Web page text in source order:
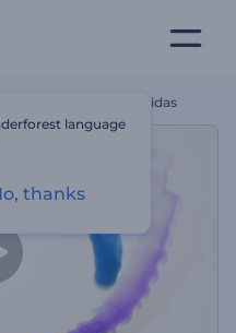
Logo - Partículas Coloridas
language
thanks